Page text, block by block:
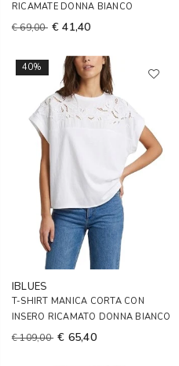
RICAMATE DONNA BIANCO
€ 69,00 € 41,40
40%
IBLUES
T-SHIRT MANICA CORTA CON
INSERO RICAMATO DONNA BIANCO
€ 109,00 € 65,40